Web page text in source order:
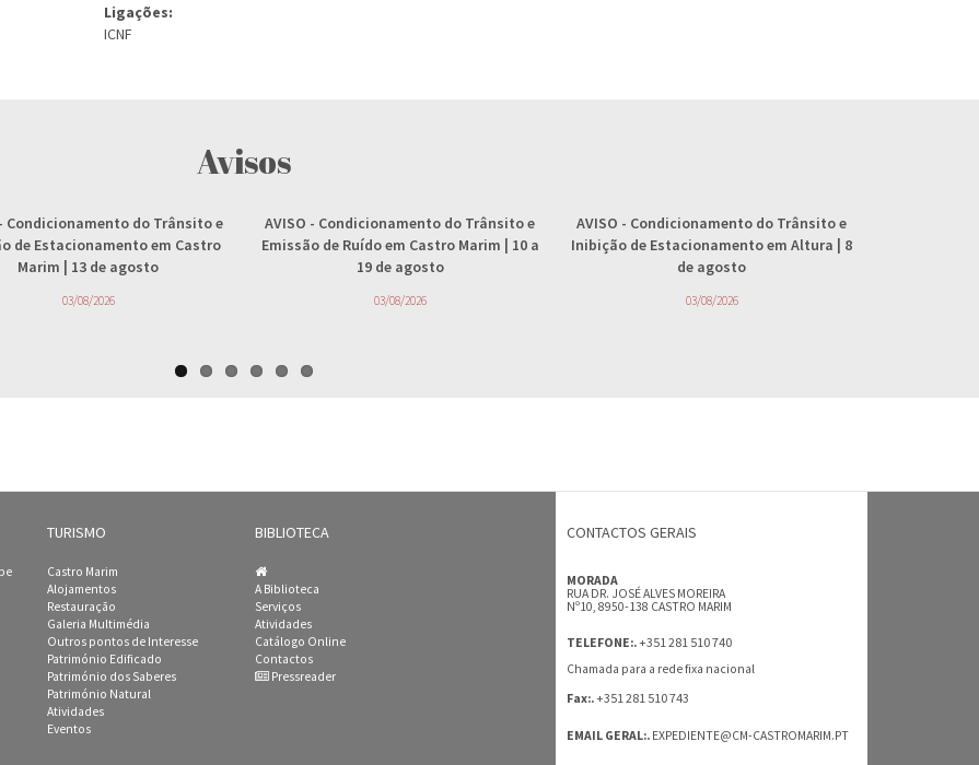
Ligações:
ICNF
Avisos
- Condicionamento do Trânsito e
de Estacionamento em Castro
Marim | 13 de agosto
03/08/2026
AVISO - Condicionamento do Trânsito e
Emissão de Ruído em Castro Marim | 10 a
19 de agosto
03/08/2026
AVISO - Condicionamento do Trânsito e
Inibição de Estacionamento em Altura | 8
de agosto
03/08/2026
TURISMO
Castro Marim
Alojamentos
Restauração
Galeria Multimédia
Outros pontos de Interesse
Património Edificado
Património dos Saberes
Património Natural
Atividades
Eventos
BIBLIOTECA
A Biblioteca
Serviços
Atividades
Catálogo Online
Contactos
Pressreader
CONTACTOS GERAIS
MORADA
RUA DR. JOSÉ ALVES MOREIRA
Nº10, 8950-138 CASTRO MARIM
TELEFONE:.+351 281 510 740
Chamada para a rede fixa nacional
Fax:.+351 281 510 743
EMAIL GERAL:. EXPEDIENTE@CM-CASTROMARIM.PT